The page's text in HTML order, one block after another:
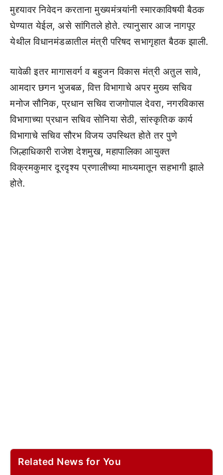
मुद्द्यावर निवेदन करताना मुख्यमंत्र्यांनी स्मारकाविषयी बैठक
घेण्यात येईल, असे सांगितले होते. त्यानुसार आज नागपूर
येथील विधानमंडळातील मंत्री परिषद सभागृहात बैठक झाली.
यावेळी इतर मागासवर्ग व बहुजन विकास मंत्री अतुल सावे,
आमदार छगन भुजबळ, वित्त विभागाचे अपर मुख्य सचिव
मनोज सौनिक, प्रधान सचिव राजगोपाल देवरा, नगरविकास
विभागाच्या प्रधान सचिव सोनिया सेठी, सांस्कृतिक कार्य
विभागाचे सचिव सौरभ विजय उपस्थित होते तर पुणे
जिल्हाधिकारी राजेश देशमुख, महापालिका आयुक्त
विक्रमकुमार दूरदृश्य प्रणालीच्या माध्यमातून सहभागी झाले
होते.
Related News for You